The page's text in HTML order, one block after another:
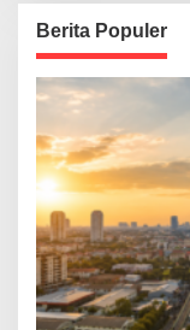
Berita Populer